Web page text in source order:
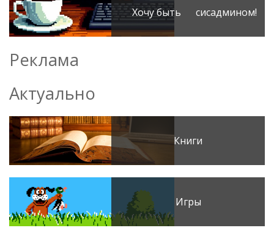
Хочу быть сисадмином!
Реклама
Актуально
Книги
Игры